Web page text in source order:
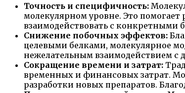
Точность и специфичность:
молекулярном уровне. Это
взаимодействовать с конкретными
Снижение побочных эффектов:
целевыми белками, молекулярное
нежелательным взаимодействием с
Сокращение времени и затрат:
временных и финансовых затрат.
разработки новых препаратов.